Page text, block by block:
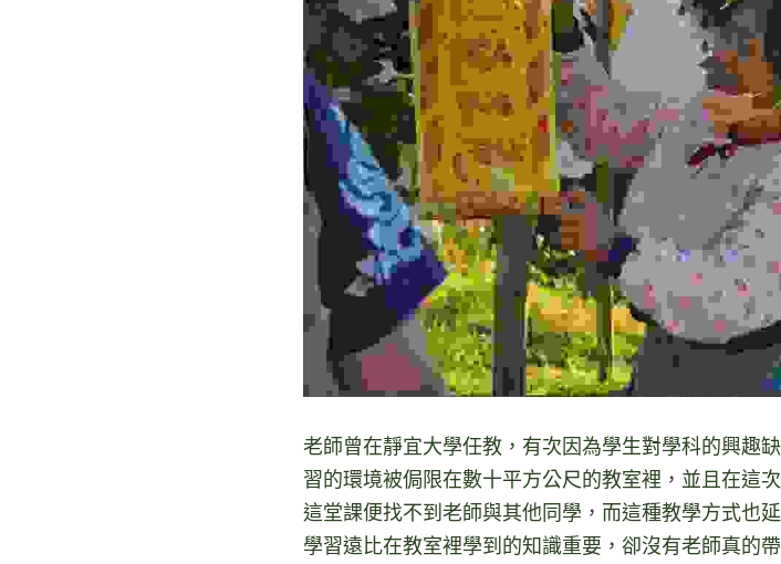
老師曾在靜宜大學任教，有次因為學生對學科的興趣
習的環境被侷限在數十平方公尺的教室裡，並且在這
這堂課便找不到老師與其他同學，而這種教學方式也
學習遠比在教室裡學到的知識重要，卻沒有老師真的